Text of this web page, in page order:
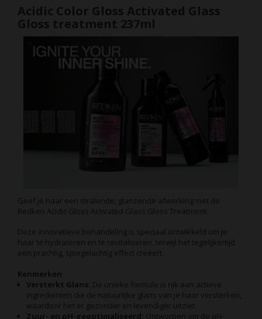
Acidic Color Gloss Activated Glass
Gloss treatment 237ml
Geef je haar een stralende, glanzende afwerking met de
Redken Acidic Gloss Activated Glass Gloss Treatment.
Deze innovatieve behandeling is speciaal ontwikkeld om je
haar te hydrateren en te revitaliseren, terwijl het tegelijkertijd
een prachtig, spiegelachtig effect creëert.
Kenmerken
Versterkt Glans: De unieke formule is rijk aan actieve
ingrediënten die de natuurlijke glans van je haar versterken,
waardoor het er gezonder en levendiger uitziet.
Zuur- en pH-geoptimaliseerd: Ontworpen om de pH-